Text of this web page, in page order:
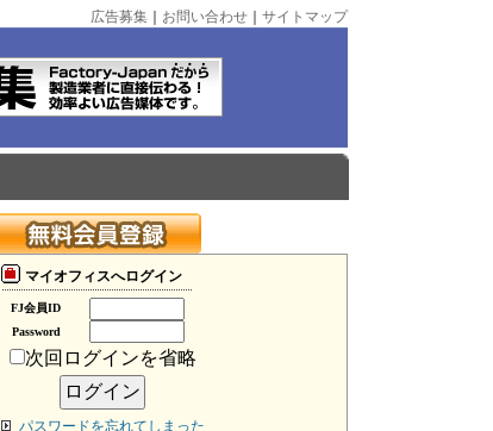
広告募集 お問い合わせ サイトマップ
マイオフィスへログイン
FJ会員ID
Password
次回ログインを省略
パスワードを忘れてしまった